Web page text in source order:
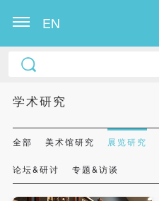
EN
学术研究
全部 美术馆研究 展览研究
论坛&研讨 专题&访谈